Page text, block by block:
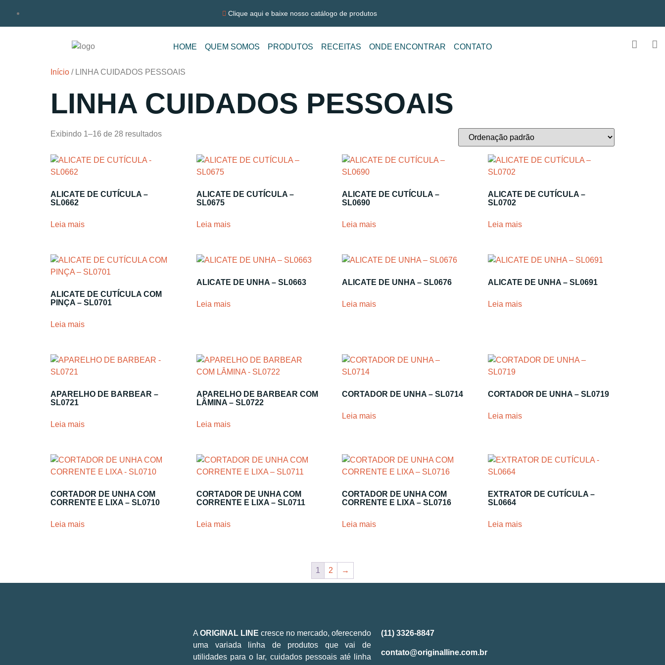
Clique aqui e baixe nosso catálogo de produtos
HOME QUEM SOMOS PRODUTOS RECEITAS ONDE ENCONTRAR CONTATO
Início / LINHA CUIDADOS PESSOAIS
LINHA CUIDADOS PESSOAIS
Exibindo 1–16 de 28 resultados
ALICATE DE CUTÍCULA –
SL0662
Leia mais
ALICATE DE CUTÍCULA –
SL0675
Leia mais
ALICATE DE CUTÍCULA –
SL0690
Leia mais
ALICATE DE CUTÍCULA –
SL0702
Leia mais
ALICATE DE CUTÍCULA COM
PINÇA – SL0701
Leia mais
ALICATE DE UNHA – SL0663
Leia mais
ALICATE DE UNHA – SL0676
Leia mais
ALICATE DE UNHA – SL0691
Leia mais
APARELHO DE BARBEAR –
SL0721
Leia mais
APARELHO DE BARBEAR COM
LÂMINA – SL0722
Leia mais
CORTADOR DE UNHA – SL0714
Leia mais
CORTADOR DE UNHA – SL0719
Leia mais
CORTADOR DE UNHA COM
CORRENTE E LIXA – SL0710
Leia mais
CORTADOR DE UNHA COM
CORRENTE E LIXA – SL0711
Leia mais
CORTADOR DE UNHA COM
CORRENTE E LIXA – SL0716
Leia mais
EXTRATOR DE CUTÍCULA –
SL0664
Leia mais
1 2 →
AORIGINAL LINE cresce no mercado, oferecendo
uma variada linha de produtos que vai de
utilidades para o lar, cuidados pessoais até linha
(11) 3326-8847
contato@originalline.com.br